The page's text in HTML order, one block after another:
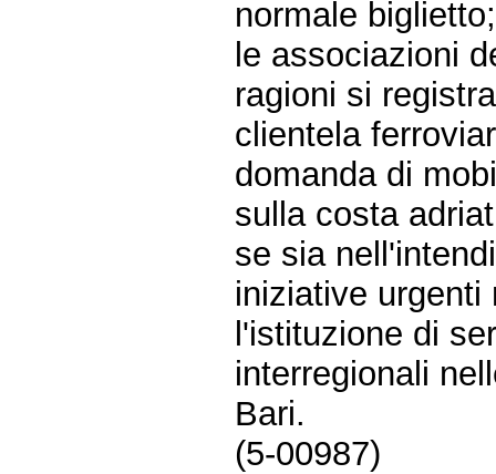
normale biglietto;
le associazioni
ragioni si
clientela
domanda di
sulla costa
se sia
iniziative urgenti
l'istituzione di
interregionali
Bari.
(5-00987)